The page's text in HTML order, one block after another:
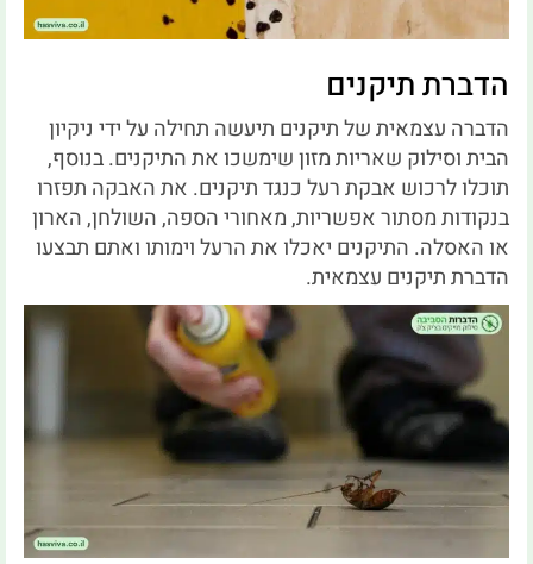
הדברת תיקנים
הדברה עצמאית של תיקנים תיעשה תחילה על ידי ניקיון
הבית וסילוק שאריות מזון שימשכו את התיקנים. בנוסף,
תוכלו לרכוש אבקת רעל כנגד תיקנים. את האבקה תפזרו
בנקודות מסתור אפשריות, מאחורי הספה, השולחן, הארון
או האסלה. התיקנים יאכלו את הרעל וימותו ואתם תבצעו
הדברת תיקנים עצמאית.